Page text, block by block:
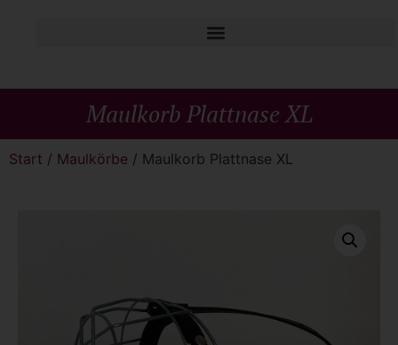
Maulkorb Plattnase XL
Start / Maulkörbe / Maulkorb Plattnase XL